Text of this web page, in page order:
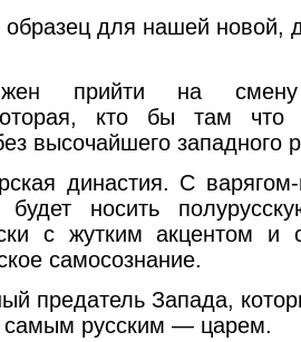
для нашей новой,
прийти на
кто бы там что
высочайшего западного
династия. С
будет носить
с жутким акцентом и
самосознание.
предатель Запада,
русским — царем.